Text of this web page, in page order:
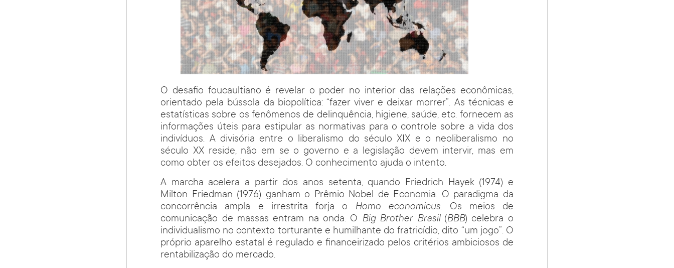
O desafio foucaultiano é revelar o poder no interior das relações econômicas,
orientado pela bússola da biopolítica: “fazer viver e deixar morrer”. As técnicas e
estatísticas sobre os fenômenos de delinquência, higiene, saúde, etc. fornecem as
informações úteis para estipular as normativas para o controle sobre a vida dos
indivíduos. A divisória entre o liberalismo do século XIX e o neoliberalismo no
século XX reside, não em se o governo e a legislação devem intervir, mas em
como obter os efeitos desejados. O conhecimento ajuda o intento.
A marcha acelera a partir dos anos setenta, quando Friedrich Hayek (1974) e
Milton Friedman (1976) ganham o Prêmio Nobel de Economia. O paradigma da
concorrência ampla e irrestrita forja o Homo economicus. Os meios de
comunicação de massas entram na onda. O Big Brother Brasil(BBB) celebra o
individualismo no contexto torturante e humilhante do fratricídio, dito “um jogo”. O
próprio aparelho estatal é regulado e financeirizado pelos critérios ambiciosos de
rentabilização do mercado.